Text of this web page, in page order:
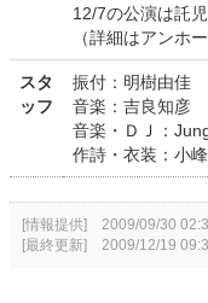
12/7の公演は託
（詳細はアンホ
スタ
ッフ
振付：明樹由佳
音楽：吉良知彦
音楽・ＤＪ：
作詩・衣装：小
[情報提供] 2009/09/30
[最終更新] 2009/12/19